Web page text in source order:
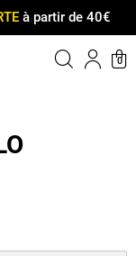
à partir de 40€
0